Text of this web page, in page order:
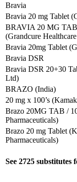
Bravia
Bravia 20 mg Tablet
BRAVIA 20 MG
(Grandcure
Bravia 20mg Tablet
Bravia DSR
Bravia DSR 20+30
Ltd)
BRAZO (India)
20 mg x 100’s
Brazo 20MG TAB /
Pharmaceuticals)
Brazo 20 mg Tablet
Pharmaceuticals)
See 2725 substitutes